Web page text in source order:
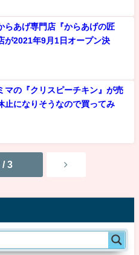
らあげ専門店『からあげの匠
が2021年9月1日オープン決
マの『クリスピーチキン』が売
止になりそうなので買ってみ
/ 3